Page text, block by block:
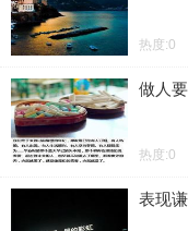
热度:0
做人
热度:0
表现